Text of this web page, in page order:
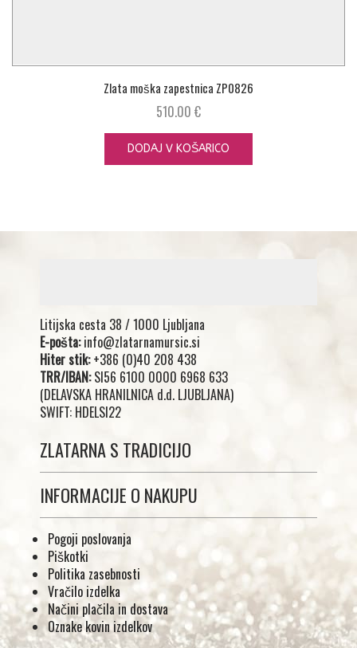
Zlata moška zapestnica ZP0826
510.00 €
DODAJ V KOŠARICO
Litijska cesta 38 / 1000 Ljubljana
E-pošta:info@zlatarnamursic.si
Hiter stik:+386 (0)40 208 438
TRR/IBAN:SI56 6100 0000 6968 633
(DELAVSKA HRANILNICA d.d. LJUBLJANA)
SWIFT: HDELSI22
ZLATARNA S TRADICIJO
INFORMACIJE O NAKUPU
Pogoji poslovanja
Piškotki
Politika zasebnosti
Vračilo izdelka
Načini plačila in dostava
Oznake kovin izdelkov